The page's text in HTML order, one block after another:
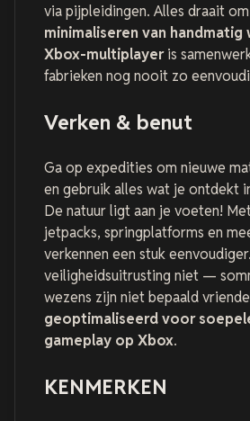
via pijpleidingen. Alles draait om
minimaliseren van handmatig
Xbox-multiplayeris
fabrieken nog nooit zo
Verken & benut
Ga op expedities om nieuwe
en gebruik alles wat je ontdekt
De natuur ligt aan je voeten!
jetpacks, springplatforms en
verkennen een stuk
veiligheidsuitrusting niet —
wezens zijn niet bepaald
geoptimaliseerd voor
gameplay op Xbox.
KENMERKEN